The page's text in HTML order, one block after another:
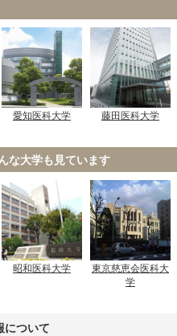
愛知医科大学 藤田医科大学
な大学も見ています
昭和医科大学
東京慈恵会医科大
学
について